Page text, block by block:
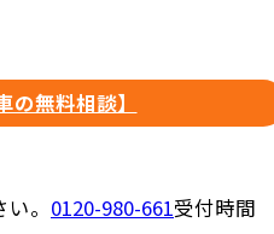
の無料相談】
。 0120-980-661受付時間